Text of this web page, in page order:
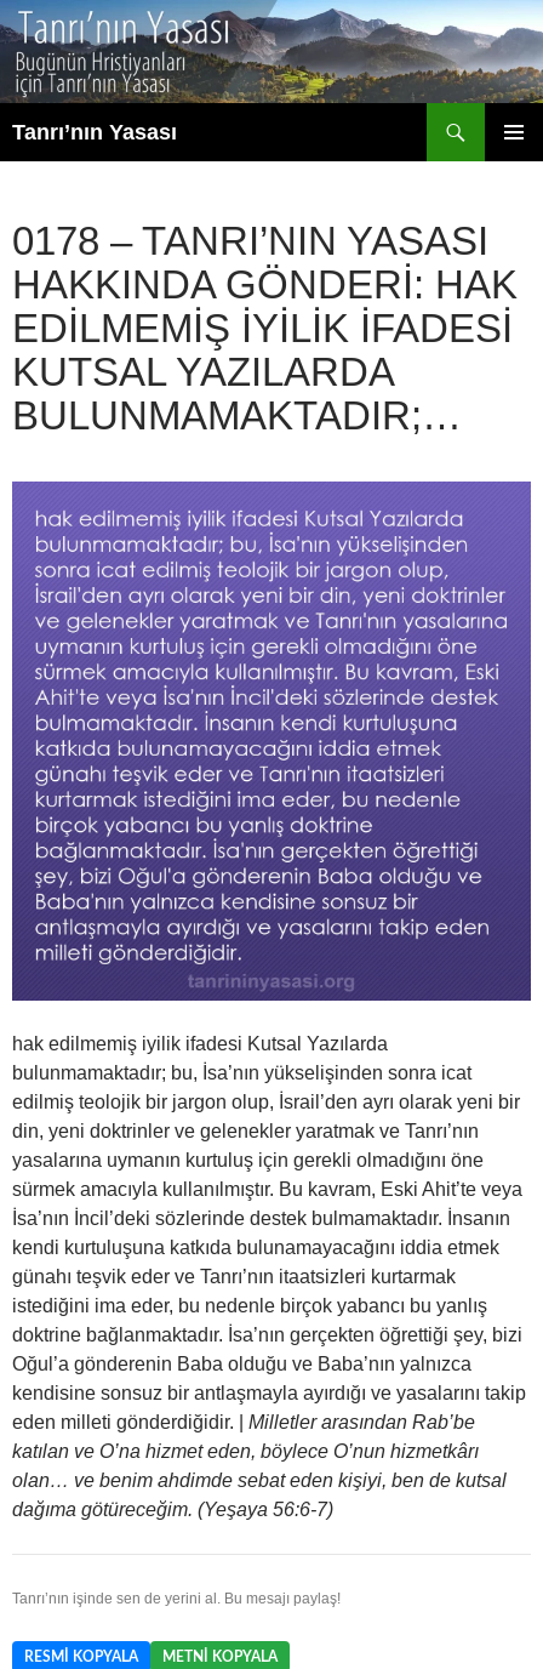
İçeriğe
atla
Tanrı’nın Yasası
0178 – TANRI’NIN YASASI
HAKKINDA GÖNDERI: HAK
EDILMEMIŞ IYILIK IFADESI
KUTSAL YAZILARDA
BULUNMAMAKTADIR;…
hak edilmemiş iyilik ifadesi Kutsal Yazılarda
bulunmamaktadır; bu, İsa’nın yükselişinden sonra icat
edilmiş teolojik bir jargon olup, İsrail’den ayrı olarak yeni bir
din, yeni doktrinler ve gelenekler yaratmak ve Tanrı’nın
yasalarına uymanın kurtuluş için gerekli olmadığını öne
sürmek amacıyla kullanılmıştır. Bu kavram, Eski Ahit’te veya
İsa’nın İncil’deki sözlerinde destek bulmamaktadır. İnsanın
kendi kurtuluşuna katkıda bulunamayacağını iddia etmek
günahı teşvik eder ve Tanrı’nın itaatsizleri kurtarmak
istediğini ima eder, bu nedenle birçok yabancı bu yanlış
doktrine bağlanmaktadır. İsa’nın gerçekten öğrettiği şey, bizi
Oğul’a gönderenin Baba olduğu ve Baba’nın yalnızca
kendisine sonsuz bir antlaşmayla ayırdığı ve yasalarını takip
eden milleti gönderdiğidir. | Milletler arasından Rab’be
katılan ve O’na hizmet eden, böylece O’nun hizmetkârı
olan… ve benim ahdimde sebat eden kişiyi, ben de kutsal
dağıma götüreceğim. (Yeşaya 56:6-7)
Tanrı’nın işinde sen de yerini al. Bu mesajı paylaş!
RESMI KOPYALA METNI KOPYALA